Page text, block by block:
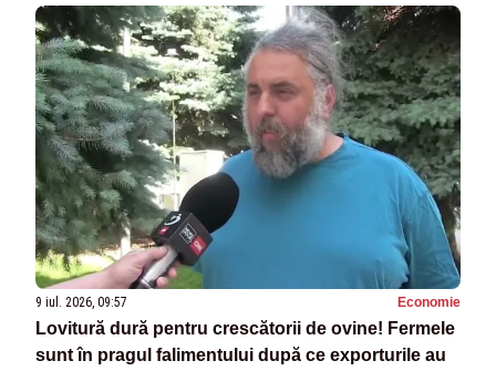
9 iul. 2026, 09:57 Economie
Lovitură dură pentru crescătorii de ovine! Fermele
sunt în pragul falimentului după ce exporturile au